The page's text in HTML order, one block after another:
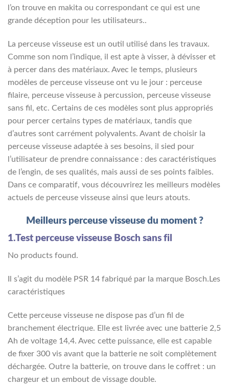
l’on trouve en makita ou correspondant ce qui est une
grande déception pour les utilisateurs..
La perceuse visseuse est un outil utilisé dans les travaux.
Comme son nom l’indique, il est apte à visser, à dévisser et
à percer dans des matériaux. Avec le temps, plusieurs
modèles de perceuse visseuse ont vu le jour : perceuse
filaire, perceuse visseuse à percussion, perceuse visseuse
sans fil, etc. Certains de ces modèles sont plus appropriés
pour percer certains types de matériaux, tandis que
d’autres sont carrément polyvalents. Avant de choisir la
perceuse visseuse adaptée à ses besoins, il sied pour
l’utilisateur de prendre connaissance : des caractéristiques
de l’engin, de ses qualités, mais aussi de ses points faibles.
Dans ce comparatif, vous découvrirez les meilleurs modèles
actuels de perceuse visseuse ainsi que leurs atouts.
Meilleurs perceuse visseuse du moment ?
1.Test perceuse visseuse Bosch sans fil
No products found.
Il s’agit du modèle PSR 14 fabriqué par la marque Bosch.Les
caractéristiques
Cette perceuse visseuse ne dispose pas d’un fil de
branchement électrique. Elle est livrée avec une batterie 2,5
Ah de voltage 14,4. Avec cette puissance, elle est capable
de fixer 300 vis avant que la batterie ne soit complètement
déchargée. Outre la batterie, on trouve dans le coffret : un
chargeur et un embout de vissage double.